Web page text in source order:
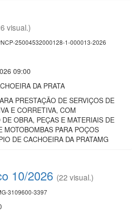
visual.)
25004532000128-1-000013-2026
09:00
DA PRATA
PRESTAÇÃO DE SERVIÇOS DE
E CORRETIVA, COM
OBRA, PEÇAS E MATERIAIS DE
MOTOBOMBAS PARA POÇOS
DE CACHOEIRA DA PRATAMG
10/2026 (22 visual.)
3109600-3397